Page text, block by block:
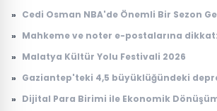
» Cedi Osman NBA'de Önemli Bir Sezon
» Mahkeme ve noter e-postalarına
» Malatya Kültür Yolu Festivali 2026
» Gaziantep'teki 4,5 büyüklüğündeki
» Dijital Para Birimi ile Ekonomik